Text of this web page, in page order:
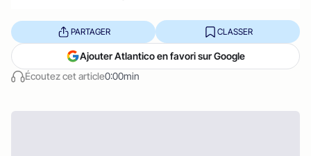
Écoutez cet article0:00min
PARTAGER CLASSER
Ajouter Atlantico en favori sur Google